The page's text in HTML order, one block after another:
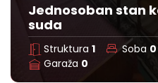
Jednosoban stan
suda
Struktura1 Soba 0
Garaža 0